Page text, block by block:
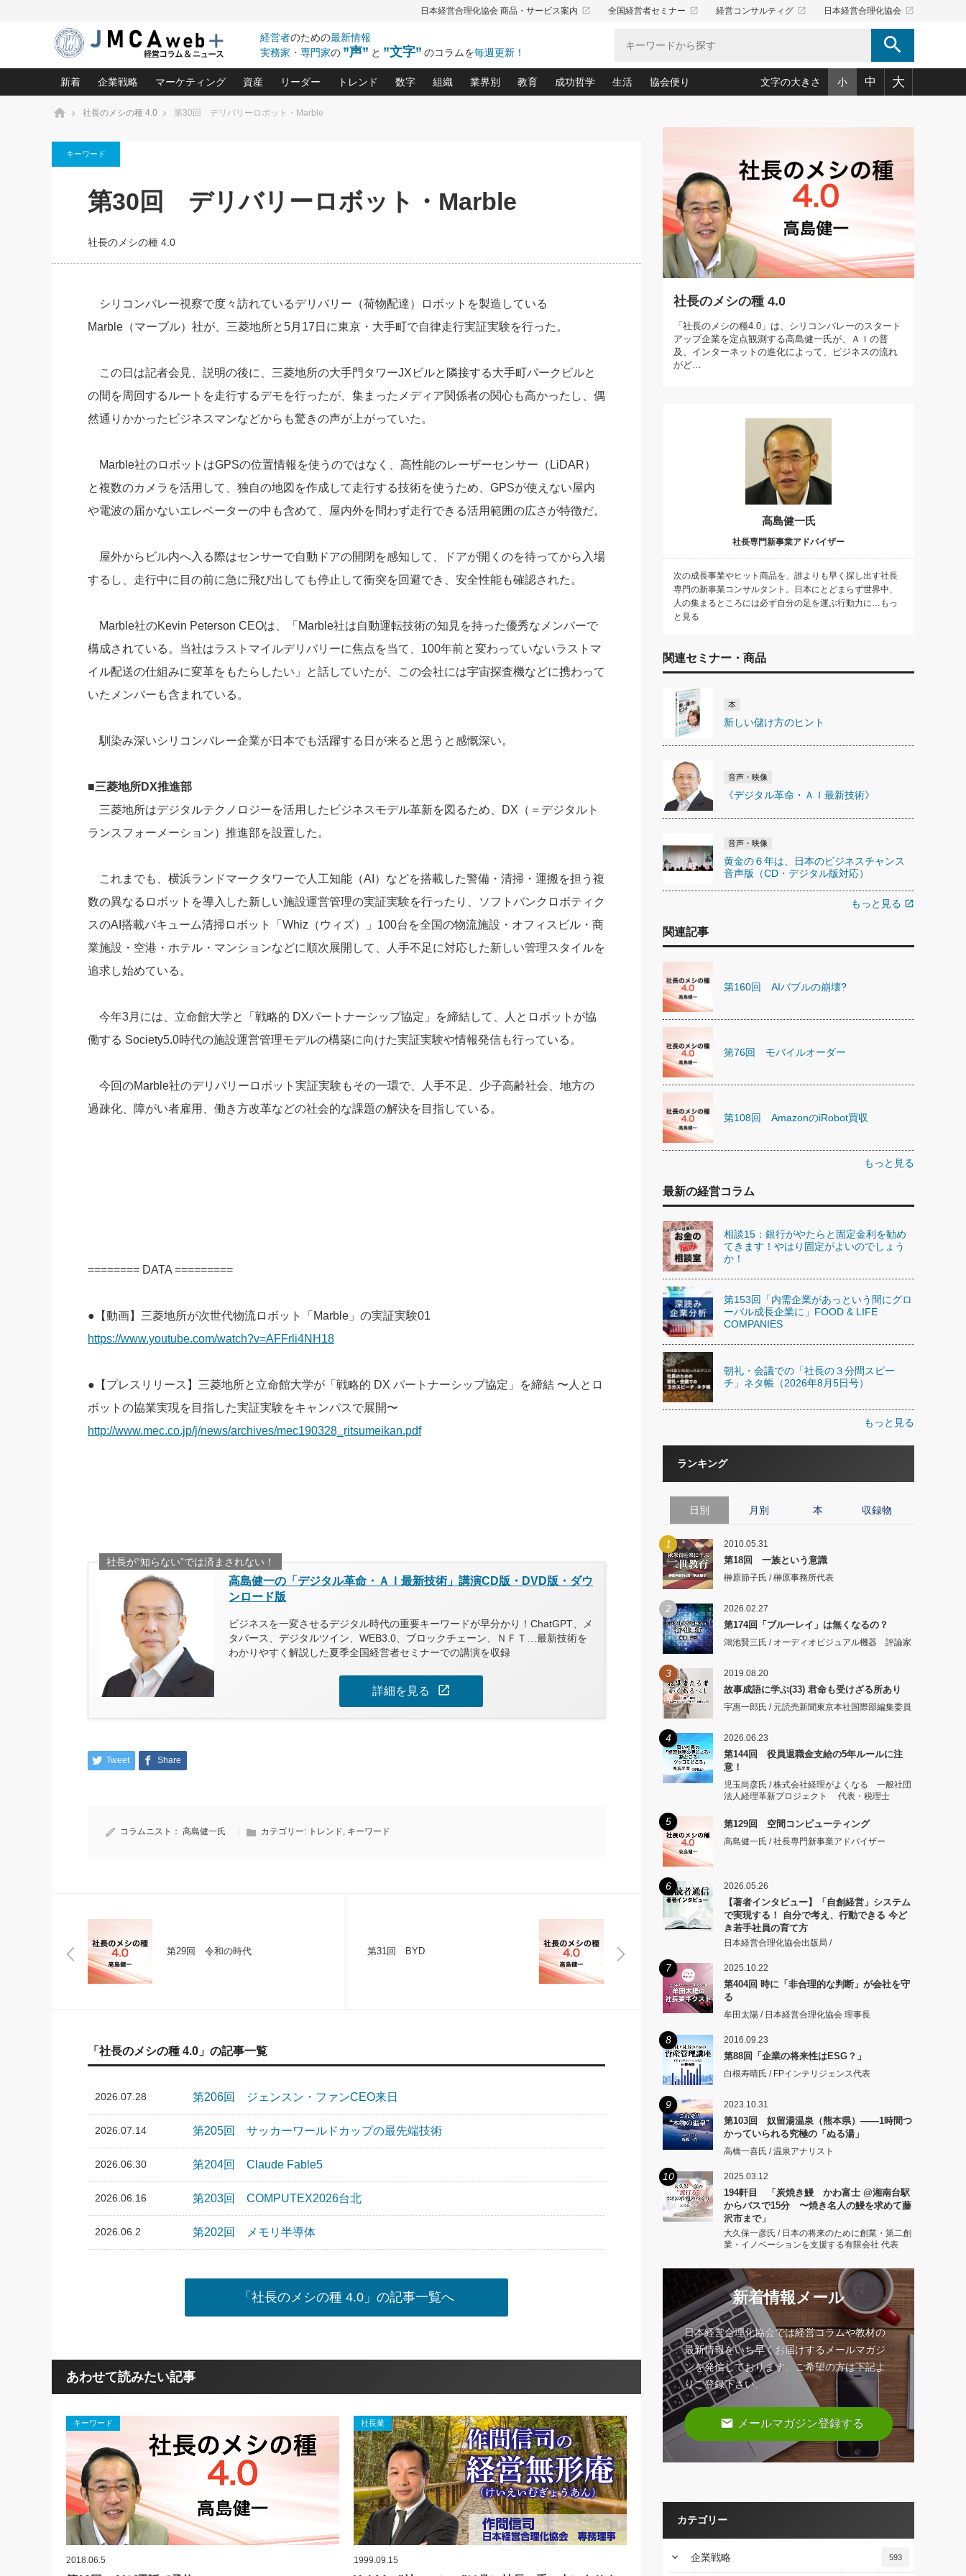
日本経営合理化協会 商品・サービス案内 launch 全国経営者セミナー launch 経営コンサルティグ launch 日本経営合理化協会 launch
経営者のための最新情報
実務家・専門家の ”声” と ”文字” のコラムを毎週更新！ search
新着
がよいのでしょうか！
2026.08.7
日号）
2026.08.5 2026.08.5
第86回 「言葉狩り」
もっとみる
企業戦略
中小企業の「１位づくり」戦略(96)
利益を最大化する「業務改善」横田尚哉氏(5)
強い会社を築く ビジネス・クリニック(240)
日本レーザー「人を大切にしながら利益を上げる経営」の極意
武器としてのM&A入門(3)
継続経営 百話百行(85)
野田久美子 香港ビジネス成功法(10)
マーケティング
ロングセラーの玉手箱(9)
は(5)
最高の自分を表現する 成功イメージ戦略(77)
資産
中国経済の最新動向(204)
事業承継の前に、決めておきたい、知っておきたい、やってお
リーダー
ピョートル・F・グジバチの『経営戦略の新常識』(12)
次もあなたにお願いしたいと思われる「一流の仕事術」(28)
社長の口ぐせ経営哲学(100)
酒井英之の社長のビジョン実現道場(10)
トレンド
北村森の「今月のヒット商品」(109)
数字
おカネが残る決算書にするために、やっておきたいこと(34)
強い決算書の会社はココが違う！(36)
賢い社長の「経理財務の見どころ・勘どころ・ツッコミどこ
ろ」(149)
組織
賃金決定の定石(68)
顧客・社員・社会から支持される「ウェルビーイング経営入
業界別
大久保一彦の“流行る”お店の仕組みづくり(210)
柿内幸夫─社長のための現場改善(174)
教育
あなただからお願いしたいと思われる 気配りの達人(127)
クレーム対応 実践マニュアル(92)
クレーム対応の新知識と新常識(57)
デキル社員に育てる！ 社員教育の決め手(203)
東川鷹年の「中小企業の人育て」(38)
欧米資産家に学ぶ二世教育(100)
社長のための“全員営業”(30)
成功哲学
令和時代の「社長の人間力の磨き方」(86)
先人の名句名言の教え 東洋思想に学ぶ経営学(132)
渡部昇一の「日本の指導者たち」(32)
経営に活かす“十八史略”(30)
生活
デジタルＡＶを味方に！新・仕事術(180)
リーダー脳の鍛え方(32)
ワインを楽しむ基礎レッスン(12)
必読！社長が読むべき今月の4冊(88)
眼と耳で楽しむ読書術(162)
社長の「氣」(30)
米国スポーツ・ビジネスに学ぶ心理学(98)
高橋一喜の『これぞ！"本物の温泉"』(157)
協会便り
ビジネス見聞録 経営ニュース(100)
作間信司の経営無形庵(けいえいむぎょうあん)(166)
経営セミナー情報局(1)
繁栄への着眼点 牟田太陽(76)
講話を聞いて学ぼう 実学・耳学・磨く「ミミガク」のすすめ
(7)
文字の大きさ 小 中 大
ホーム 社長のメシの種 4.0 第30回 デリバリーロボット・Marble
キーワード
第30回 デリバリーロボット・Marble
社長のメシの種 4.0
シリコンバレー視察で度々訪れているデリバリー（荷物配達）ロボットを製造している
Marble（マーブル）社が、三菱地所と5月17日に東京・大手町で自律走行実証実験を行った。
この日は記者会見、説明の後に、三菱地所の大手門タワーJXビルと隣接する大手町パークビルと
の間を周回するルートを走行するデモを行ったが、集まったメディア関係者の関心も高かったし、偶
然通りかかったビジネスマンなどからも驚きの声が上がっていた。
Marble社のロボットはGPSの位置情報を使うのではなく、高性能のレーザーセンサー（LiDAR）
と複数のカメラを活用して、独自の地図を作成して走行する技術を使うため、GPSが使えない屋内
や電波の届かないエレベーターの中も含めて、屋内外を問わず走行できる活用範囲の広さが特徴だ。
屋外からビル内へ入る際はセンサーで自動ドアの開閉を感知して、ドアが開くのを待ってから入場
するし、走行中に目の前に急に飛び出しても停止して衝突を回避でき、安全性能も確認された。
Marble社のKevin Peterson CEOは、「Marble社は自動運転技術の知見を持った優秀なメンバーで
構成されている。当社はラストマイルデリバリーに焦点を当て、100年前と変わっていないラストマ
イル配送の仕組みに変革をもたらしたい」と話していたが、この会社には宇宙探査機などに携わって
いたメンバーも含まれている。
馴染み深いシリコンバレー企業が日本でも活躍する日が来ると思うと感慨深い。
■三菱地所DX推進部
三菱地所はデジタルテクノロジーを活用したビジネスモデル革新を図るため、DX（＝デジタルト
ランスフォーメーション）推進部を設置した。
これまでも、横浜ランドマークタワーで人工知能（AI）などを搭載した警備・清掃・運搬を担う複
数の異なるロボットを導入した新しい施設運営管理の実証実験を行ったり、ソフトバンクロボティク
スのAI搭載バキューム清掃ロボット「Whiz（ウィズ）」100台を全国の物流施設・オフィスビル・商
業施設・空港・ホテル・マンションなどに順次展開して、人手不足に対応した新しい管理スタイルを
追求し始めている。
今年3月には、立命館大学と「戦略的 DXパートナーシップ協定」を締結して、人とロボットが協
働する Society5.0時代の施設運営管理モデルの構築に向けた実証実験や情報発信も行っている。
今回のMarble社のデリバリーロボット実証実験もその一環で、人手不足、少子高齢社会、地方の
過疎化、障がい者雇用、働き方改革などの社会的な課題の解決を目指している。
======== DATA =========
●【動画】三菱地所が次世代物流ロボット「Marble」の実証実験01
https://www.youtube.com/watch?v=AFFrli4NH18
●【プレスリリース】三菱地所と立命館大学が「戦略的 DX パートナーシップ協定」を締結 〜人とロ
ボットの協業実現を目指した実証実験をキャンパスで展開〜
http://www.mec.co.jp/j/news/archives/mec190328‗ritsumeikan.pdf
社長が“知らない”では済まされない！
高島健一の「デジタル革命・ＡＩ最新技術」講演CD版・DVD版・ダウ
ンロード版
ビジネスを一変させるデジタル時代の重要キーワードが早分かり！ChatGPT、メ
タバース、デジタルツイン、WEB3.0、ブロックチェーン、ＮＦＴ…最新技術を
わかりやすく解説した夏季全国経営者セミナーでの講演を収録
詳細を見る open_in_new
Tweet Share
コラムニスト： 高島健一氏 カテゴリー: トレンド キーワード
第29回 令和の時代 第31回 BYD
「社長のメシの種 4.0」の記事一覧
2026.07.28 第206回 ジェンスン・ファンCEO来日
2026.07.14 第205回 サッカーワールドカップの最先端技術
2026.06.30 第204回 Claude Fable5
2026.06.16 第203回 COMPUTEX2026台北
2026.06.2 第202回 メモリ半導体
「社長のメシの種 4.0」の記事一覧へ
あわせて読みたい記事
キーワード
2018.06.5
社長業
1999.09.15
社長のメシの種 4.0
「社長のメシの種4.0」は、シリコンバレーのスタート
アップ企業を定点観測する高島健一氏が、ＡＩの普
及、インターネットの進化によって、ビジネスの流れ
がど…
高島健一氏
社長専門新事業アドバイザー
次の成長事業やヒット商品を、誰よりも早く探し出す社長
専門の新事業コンサルタント。日本にとどまらず世界中、
人の集まるところには必ず自分の足を運ぶ行動力に…もっ
と見る
関連セミナー・商品
本
新しい儲け方のヒント
音声・映像
《デジタル革命・ＡＩ最新技術》
音声・映像
黄金の６年は、日本のビジネスチャンス
音声版（CD・デジタル版対応）
もっと見る open_in_new
関連記事
第160回 AIバブルの崩壊?
第76回 モバイルオーダー
第108回 AmazonのiRobot買収
もっと見る
最新の経営コラム
相談15：銀行がやたらと固定金利を勧め
てきます！やはり固定がよいのでしょう
か！
第153回「内需企業があっという間にグロ
ーバル成長企業に」FOOD & LIFE
COMPANIES
朝礼・会議での「社長の３分間スピー
チ」ネタ帳（2026年8月5日号）
もっと見る
ランキング
日別 月別 本 収録物
1 2010.05.31
第18回 一族という意識
榊原節子氏 / 榊原事務所代表
2 2026.02.27
第174回「ブルーレイ」は無くなるの？
鴻池賢三氏 / オーディオビジュアル機器 評論家
3 2019.08.20
故事成語に学ぶ(33) 君命も受けざる所あり
宇惠一郎氏 / 元読売新聞東京本社国際部編集委員
4 2026.06.23
第144回 役員退職金支給の5年ルールに注
意！
児玉尚彦氏 / 株式会社経理がよくなる 一般社団
法人経理革新プロジェクト 代表・税理士
5 第129回 空間コンピューティング
高島健一氏 / 社長専門新事業アドバイザー
6 2026.05.26
【著者インタビュー】「自創経営」システム
で実現する！ 自分で考え、行動できる 今ど
き若手社員の育て方
日本経営合理化協会出版局 /
7 2025.10.22
第404回 時に「非合理的な判断」が会社を守
る
牟田太陽 / 日本経営合理化協会 理事長
8 2016.09.23
第88回「企業の将来性はESG？」
白根寿晴氏 / FPインテリジェンス代表
9 2023.10.31
第103回 奴留湯温泉（熊本県）――1時間つ
かっていられる究極の「ぬる湯」
高橋一喜氏 / 温泉アナリスト
10 2025.03.12
194軒目 「炭焼き鰻 かわ富士 @湘南台駅
からバスで15分 〜焼き名人の鰻を求めて藤
沢市まで」
大久保一彦氏 / 日本の将来のために創業・第二創
業・イノベーションを支援する有限会社 代表
新着情報メール
日本経営合理化協会では経営コラムや教材の
最新情報をいち早くお届けするメールマガジ
ンを発信しております。ご希望の方は下記よ
りご登録下さい。
email メールマガジン登録する
カテゴリー
keyboard_arrow_down 企業戦略 593